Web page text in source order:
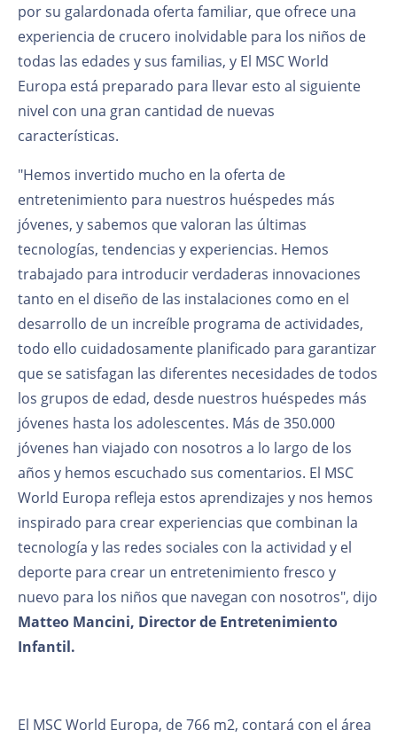
por su galardonada oferta familiar, que ofrece una
experiencia de crucero inolvidable para los niños de
todas las edades y sus familias, y El MSC World
Europa está preparado para llevar esto al siguiente
nivel con una gran cantidad de nuevas
características.
"Hemos invertido mucho en la oferta de
entretenimiento para nuestros huéspedes más
jóvenes, y sabemos que valoran las últimas
tecnologías, tendencias y experiencias. Hemos
trabajado para introducir verdaderas innovaciones
tanto en el diseño de las instalaciones como en el
desarrollo de un increíble programa de actividades,
todo ello cuidadosamente planificado para garantizar
que se satisfagan las diferentes necesidades de todos
los grupos de edad, desde nuestros huéspedes más
jóvenes hasta los adolescentes. Más de 350.000
jóvenes han viajado con nosotros a lo largo de los
años y hemos escuchado sus comentarios. El MSC
World Europa refleja estos aprendizajes y nos hemos
inspirado para crear experiencias que combinan la
tecnología y las redes sociales con la actividad y el
deporte para crear un entretenimiento fresco y
nuevo para los niños que navegan con nosotros", dijo
Matteo Mancini, Director de Entretenimiento
Infantil.
El MSC World Europa, de 766 m2, contará con el área